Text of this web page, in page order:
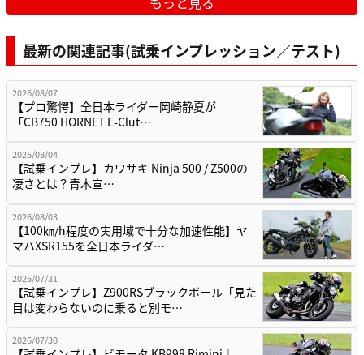
最新の関連記事(試乗インプレッション／テスト)
2026/08/07
【プロ驚愕】全日本ライダー岡崎静夏が
「CB750 HORNET E-Clut…
2026/08/04
【試乗インプレ】カワサキ Ninja 500 / Z500の
凄さとは？青木宣…
2026/08/03
【100㎞/h程度の実用域で十分な加速性能】ヤ
マハXSR155を全日本ライダ…
2026/07/31
【試乗インプレ】Z900RSブラックボール「見た
目は変わらないのに乗ると別モ…
2026/07/30